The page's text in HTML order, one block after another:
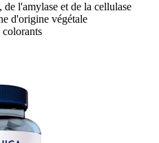
l'amylase et de la cellulase
d'origine végétale
colorants